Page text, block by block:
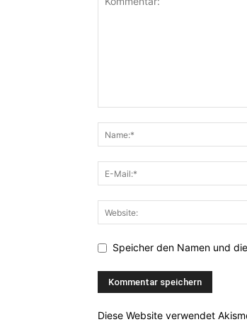
Speicher den Namen und
Diese Website verwendet